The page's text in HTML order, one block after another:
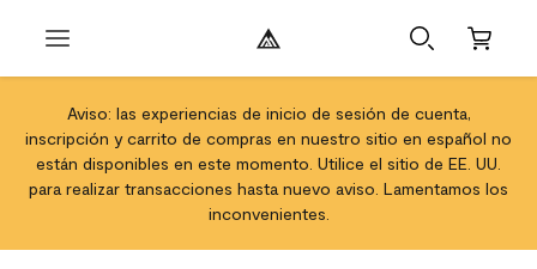
Aviso: las experiencias de inicio de sesión de cuenta,
inscripción y carrito de compras en nuestro sitio en español no
están disponibles en este momento. Utilice el sitio de EE. UU.
para realizar transacciones hasta nuevo aviso. Lamentamos los
inconvenientes.